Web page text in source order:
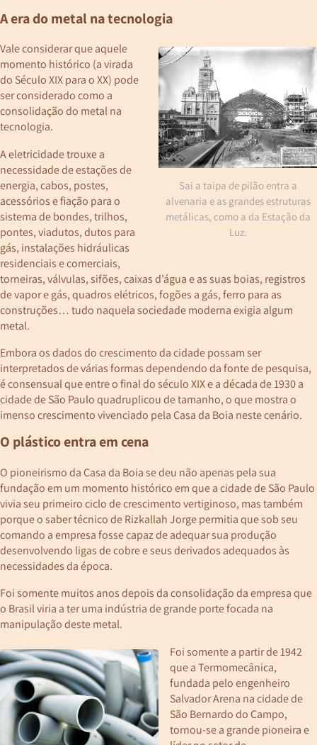
A era do metal na tecnologia
Sai a taipa de pilão entra a
alvenaria e as grandes estruturas
metálicas, como a da Estação da
Luz.
Vale considerar que aquele
momento histórico (a virada
do Século XIX para o XX) pode
ser considerado como a
consolidação do metal na
tecnologia.
A eletricidade trouxe a
necessidade de estações de
energia, cabos, postes,
acessórios e fiação para o
sistema de bondes, trilhos,
pontes, viadutos, dutos para
gás, instalações hidráulicas
residenciais e comerciais,
torneiras, válvulas, sifões, caixas d’água e as suas boias, registros
de vapor e gás, quadros elétricos, fogões a gás, ferro para as
construções… tudo naquela sociedade moderna exigia algum
metal.
Embora os dados do crescimento da cidade possam ser
interpretados de várias formas dependendo da fonte de pesquisa,
é consensual que entre o final do século XIX e a década de 1930 a
cidade de São Paulo quadruplicou de tamanho, o que mostra o
imenso crescimento vivenciado pela Casa da Boia neste cenário.
O plástico entra em cena
O pioneirismo da Casa da Boia se deu não apenas pela sua
fundação em um momento histórico em que a cidade de São Paulo
vivia seu primeiro ciclo de crescimento vertiginoso, mas também
porque o saber técnico de Rizkallah Jorge permitia que sob seu
comando a empresa fosse capaz de adequar sua produção
desenvolvendo ligas de cobre e seus derivados adequados às
necessidades da época.
Foi somente muitos anos depois da consolidação da empresa que
o Brasil viria a ter uma indústria de grande porte focada na
manipulação deste metal.
Foi somente a partir de 1942
que a Termomecânica,
fundada pelo engenheiro
Salvador Arena na cidade de
São Bernardo do Campo,
tornou-se a grande pioneira e